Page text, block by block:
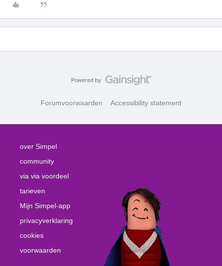
Forumvoorwaarden Accessibility statement
over Simpel
community
via via voordeel
tarieven
Mijn Simpel-app
privacyverklaring
cookies
voorwaarden